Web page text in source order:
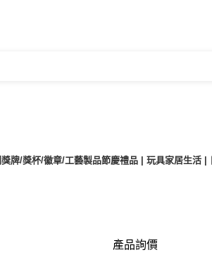
獎牌/獎杯/徽章/工藝製品節慶禮品 | 玩具家居生活 |
產品詢價